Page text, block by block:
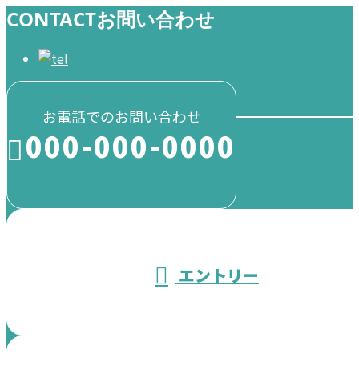
CONTACTお問い合わせ
お電話でのお問い合わせ
000-000-0000
エントリー